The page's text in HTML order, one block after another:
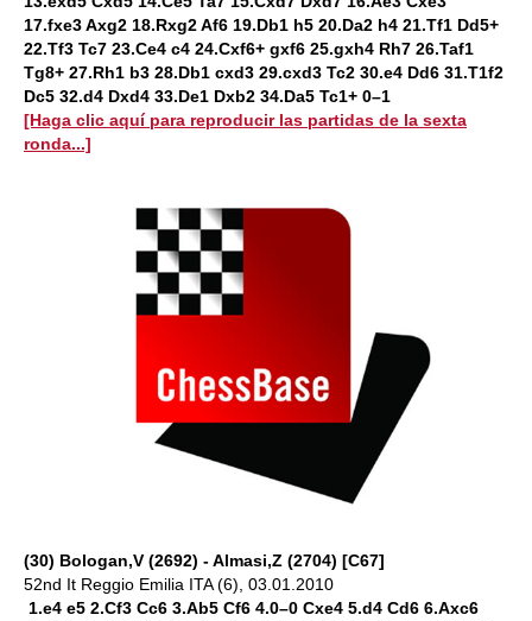
17.fxe3 Axg2 18.Rxg2 Af6 19.Db1 h5 20.Da2 h4 21.Tf1 Dd5+
22.Tf3 Tc7 23.Ce4 c4 24.Cxf6+ gxf6 25.gxh4 Rh7 26.Taf1
Tg8+ 27.Rh1 b3 28.Db1 cxd3 29.cxd3 Tc2 30.e4 Dd6 31.T1f2
Dc5 32.d4 Dxd4 33.De1 Dxb2 34.Da5 Tc1+ 0–1
[Haga clic aquí para reproducir las partidas de la sexta
ronda...]
(30) Bologan,V (2692) - Almasi,Z (2704) [C67]
52nd It Reggio Emilia ITA (6), 03.01.2010
1.e4 e5 2.Cf3 Cc6 3.Ab5 Cf6 4.0–0 Cxe4 5.d4 Cd6 6.Axc6